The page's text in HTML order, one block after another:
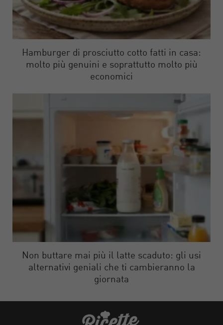
Hamburger di prosciutto cotto fatti in casa:
molto più genuini e soprattutto molto più
economici
Non buttare mai più il latte scaduto: gli usi
alternativi geniali che ti cambieranno la
giornata